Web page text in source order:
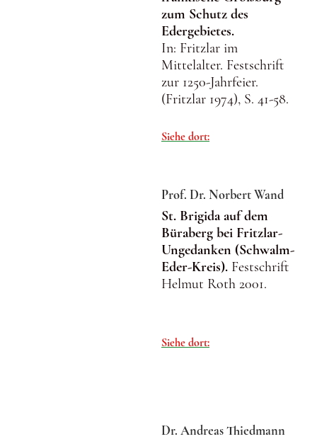
zum Schutz des
Edergebietes.
In: Fritzlar im
Mittelalter. Festschrift
zur 1250-Jahrfeier.
(Fritzlar 1974), S. 41-58.
Siehe dort:
Prof. Dr. Norbert Wand
St. Brigida auf dem
Büraberg bei Fritzlar-
Ungedanken (Schwalm-
Eder-Kreis). Festschrift
Helmut Roth 2001.
Siehe dort:
Dr. Andreas Thiedmann